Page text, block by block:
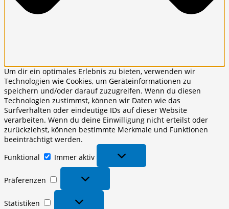
Um dir ein optimales Erlebnis zu bieten, verwenden wir
Technologien wie Cookies, um Geräteinformationen zu
speichern und/oder darauf zuzugreifen. Wenn du diesen
Technologien zustimmst, können wir Daten wie das
Surfverhalten oder eindeutige IDs auf dieser Website
verarbeiten. Wenn du deine Einwilligung nicht erteilst oder
zurückziehst, können bestimmte Merkmale und Funktionen
beeinträchtigt werden.
Funktional
Immer aktiv
Präferenzen
Präferenzen
Statistiken
Statistiken